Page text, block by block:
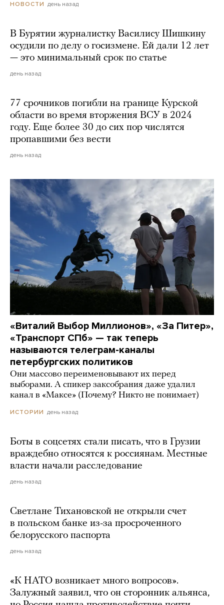
НОВОСТИ день назад
В Бурятии журналистку Василису Шишкину
осудили по делу о госизмене. Ей дали 12 лет
— это минимальный срок по статье
день назад
77 срочников погибли на границе Курской
области во время вторжения ВСУ в 2024
году. Еще более 30 до сих пор числятся
пропавшими без вести
день назад
«Виталий Выбор Миллионов», «За Питер»,
«Транспорт СПб» — так теперь
называются телеграм-каналы
петербургских политиков
Они массово переименовывают их перед
выборами. А спикер заксобрания даже удалил
канал в «Максе» (Почему? Никто не понимает)
ИСТОРИИ день назад
Боты в соцсетях стали писать, что в Грузии
враждебно относятся к россиянам. Местные
власти начали расследование
день назад
Светлане Тихановской не открыли счет
в польском банке из-за просроченного
белорусского паспорта
день назад
«К НАТО возникает много вопросов».
Залужный заявил, что он сторонник альянса,